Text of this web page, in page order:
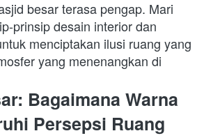
besar terasa pengap. Mari
prinsip desain interior dan
menciptakan ilusi ruang yang
yang menenangkan di
Bagaimana Warna
Persepsi Ruang